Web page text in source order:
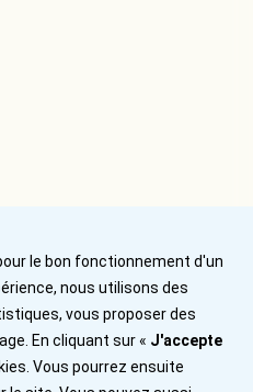
le bon fonctionnement d'un
nous utilisons des
vous proposer des
En cliquant sur « J'accepte
Vous pourrez ensuite